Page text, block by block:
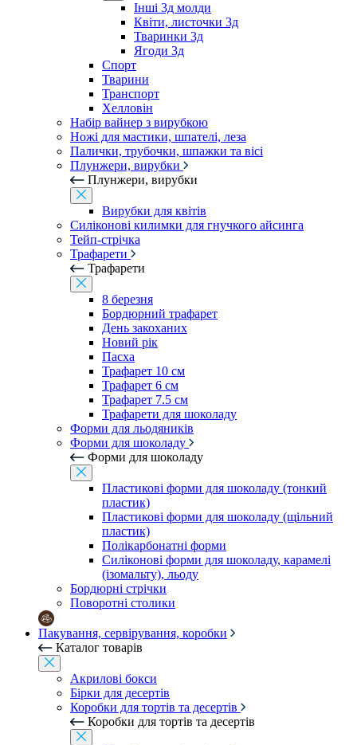
Інші 3д молди
Квіти, листочки 3д
Тваринки 3д
Ягоди 3д
Спорт
Тварини
Транспорт
Хелловін
Набір вайнер з вирубкою
Ножі для мастики, шпателі, леза
Палички, трубочки, шпажки та вісі
Плунжери, вирубки
Плунжери, вирубки
Вирубки для квітів
Силіконові килимки для гнучкого айсинга
Тейп-стрічка
Трафарети
Трафарети
8 березня
Бордюрний трафарет
День закоханих
Новий рік
Пасха
Трафарет 10 см
Трафарет 6 см
Трафарет 7.5 см
Трафарети для шоколаду
Форми для льодяників
Форми для шоколаду
Форми для шоколаду
Пластикові форми для шоколаду (тонкий
пластик)
Пластикові форми для шоколаду (щільний
пластик)
Полікарбонатні форми
Силіконові форми для шоколаду, карамелі
(ізомальту), льоду
Бордюрні стрічки
Поворотні столики
Пакування, сервірування, коробки
Каталог товарів
Акрилові бокси
Бірки для десертів
Коробки для тортів та десертів
Коробки для тортів та десертів